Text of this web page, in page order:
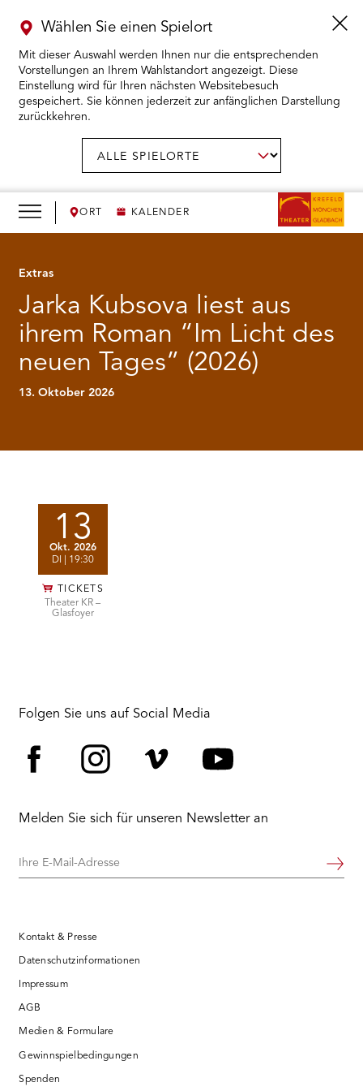
ORT KALENDER
Wählen Sie einen Spielort
Mit dieser Auswahl werden Ihnen nur die entsprechenden
Vorstellungen an Ihrem Wahlstandort angezeigt. Diese
Einstellung wird für Ihren nächsten Websitebesuch
gespeichert. Sie können jederzeit zur anfänglichen Darstellung
zurückkehren.
KARTENKAUF ÖFFNEN
WIR ÖFFNEN
DAS THEATER ÖFFNEN
THEATERPÄDAGOGIK ÖFFNEN
BESUCH ÖFFNEN
Extras
Jarka Kubsova liest aus
ihrem Roman “Im Licht des
neuen Tages” (2026)
13. Oktober 2026
13
Okt. 2026
DI
| 19:30
TICKETS
Theater KR –
Glasfoyer
Folgen Sie uns auf Social Media
Melden Sie sich für unseren Newsletter an
Ihre
Weiter
Kontakt & Presse
Datenschutzinformationen
Impressum
AGB
Medien & Formulare
Gewinnspielbedingungen
Spenden